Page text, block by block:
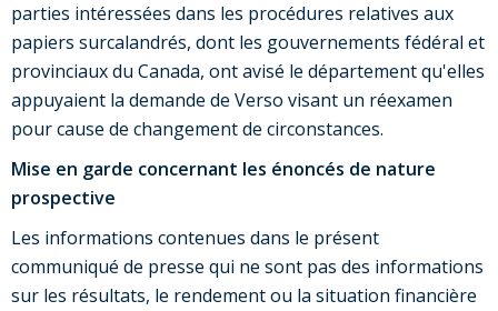
parties intéressées dans les procédures relatives aux
papiers surcalandrés, dont les gouvernements fédéral et
provinciaux du Canada, ont avisé le département qu'elles
appuyaient la demande de Verso visant un réexamen
pour cause de changement de circonstances.
Mise en garde concernant les énoncés de nature
prospective
Les informations contenues dans le présent
communiqué de presse qui ne sont pas des informations
sur les résultats, le rendement ou la situation financière